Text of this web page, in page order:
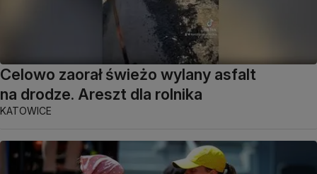
Celowo zaorał świeżo wylany asfalt
na drodze. Areszt dla rolnika
KATOWICE